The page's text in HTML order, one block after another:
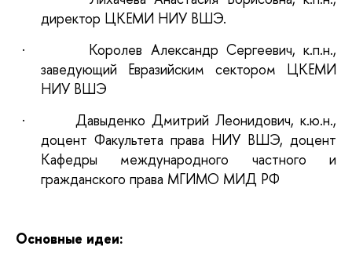
директор ЦКЕМИ НИУ ВШЭ.
· Королев Александр Сергеевич, к.п.н.,
заведующий Евразийским сектором ЦКЕМИ
НИУ ВШЭ
· Давыденко Дмитрий Леонидович, к.ю.н.,
доцент Факультета права НИУ ВШЭ, доцент
Кафедры международного частного и
гражданского права МГИМО МИД РФ
Основные идеи: